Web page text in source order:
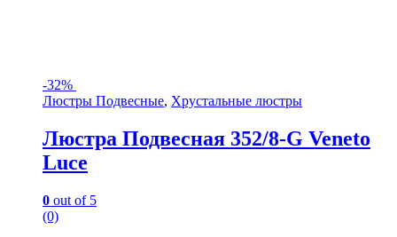
-32%
Люстры Подвесные, Хрустальные люстры
Люстра Подвесная 352/8-G Veneto
Luce
0 out of 5
(0)